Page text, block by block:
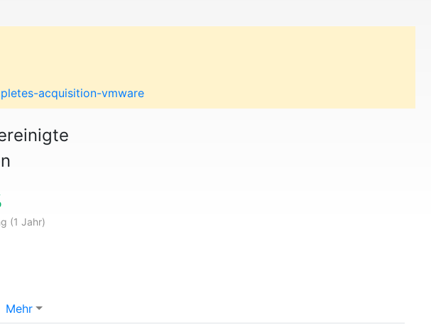
acquisition-vmware
(1 Jahr)
Mehr